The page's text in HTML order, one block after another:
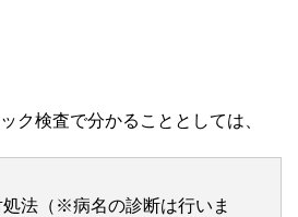
ク検査で分かることとしては、
法（※病名の診断は行いま